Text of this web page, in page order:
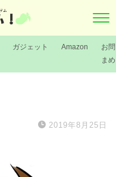
ガジェット Amazon
お
ま
2019年8月25日